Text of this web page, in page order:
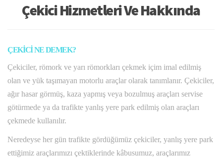
Çekici Hizmetleri Ve Hakkında
ÇEKİCİ NE DEMEK?
Çekiciler, römork ve yarı römorkları çekmek içim imal edilmiş
olan ve yük taşımayan motorlu araçlar olarak tanımlanır. Çekiciler,
ağır hasar görmüş, kaza yapmış veya bozulmuş araçları servise
götürmede ya da trafikte yanlış yere park edilmiş olan araçları
çekmede kullanılır.
Neredeyse her gün trafikte gördüğümüz çekiciler, yanlış yere park
ettiğimiz araçlarımızı çektiklerinde kâbusumuz, araçlarımız